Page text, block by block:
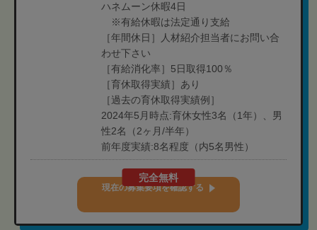
ハネムーン休暇4日
※有給休暇は法定通り支給
［年間休日］人材紹介担当者にお問い合
わせ下さい
［有給消化率］5日取得100％
［育休取得実績］あり
［過去の育休取得実績例］
2024年5月時点:育休女性3名（1年）、男
性2名（2ヶ月/半年）
前年度実績:8名程度（内5名男性）
完全無料
現在の募集要項を確認する